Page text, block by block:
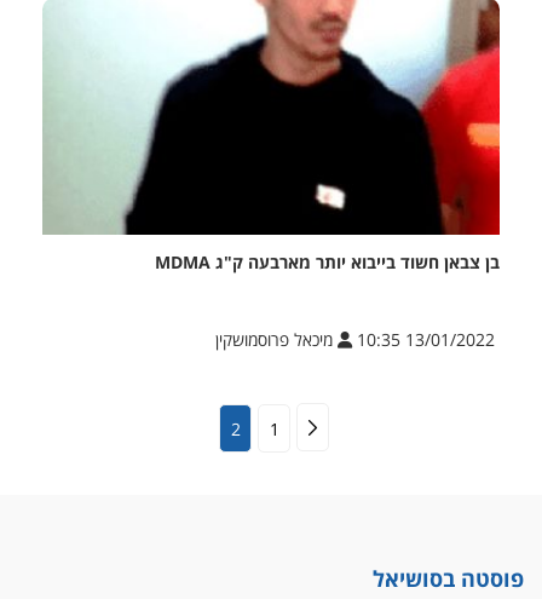
בן צבאן חשוד בייבוא יותר מארבעה ק"ג MDMA
13/01/2022 10:35 מיכאל פרוסמושקין
1
2
פוסטה בסושיאל